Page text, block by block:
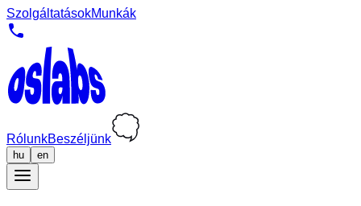
SzolgáltatásokMunkák
RólunkBeszéljünk
hu en